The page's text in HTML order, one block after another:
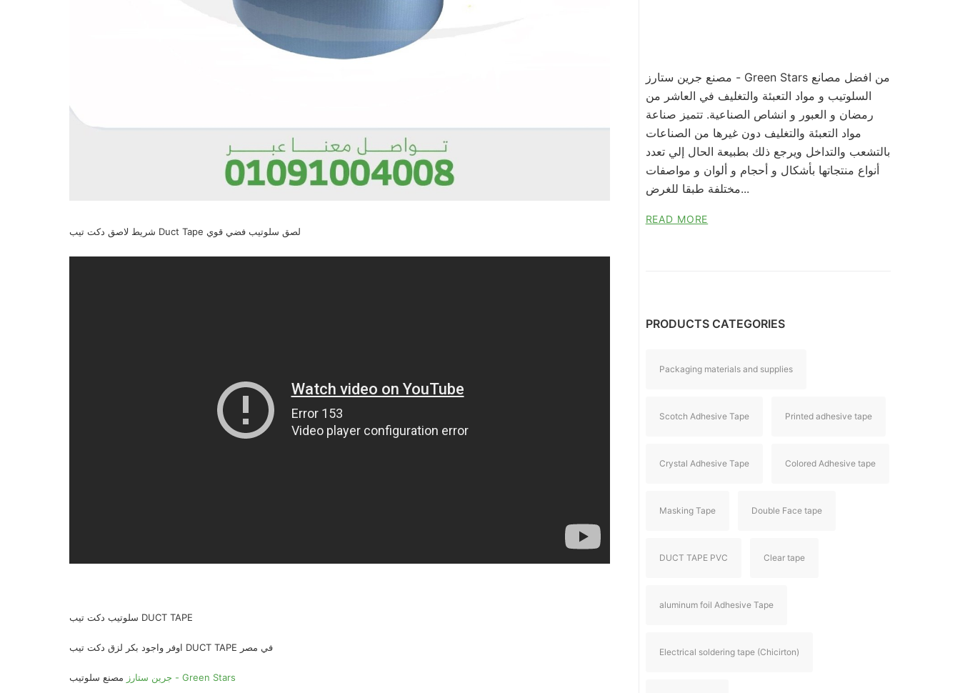
شريط لاصق دكت تيب Duct Tape لصق سلوتيب فضي قوي
سلوتيب دكت تيب DUCT TAPE
اوفر واجود بكر لزق دكت تيب DUCT TAPE في مصر
جرين ستارز - Green Stars
مصنع جرين ستارز - Green Stars من افضل مصانع
السلوتيب و مواد التعبئة والتغليف في العاشر من
رمضان و العبور و انشاص الصناعية. تتميز صناعة
مواد التعبئة والتغليف دون غيرها من الصناعات
بالتشعب والتداخل ويرجع ذلك بطبيعة الحال إلي تعدد
أنواع منتجاتها بأشكال و أحجام و ألوان و مواصفات
مختلفة طبقا للغرض...
READ MORE
PRODUCTS CATEGORIES
Packaging materials and supplies
Scotch Adhesive Tape Printed adhesive tape
Crystal Adhesive Tape Colored Adhesive tape
Masking Tape Double Face tape
DUCT TAPE PVC Clear tape
aluminum foil Adhesive Tape
Electrical soldering tape (Chicirton)